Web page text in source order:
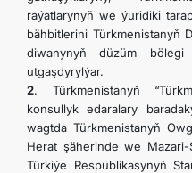
raýatlarynyň we ýuridiki
bähbitlerini Türkmenistanyň
diwanynyň düzüm bölegi
utgaşdyrylýar.
2. Türkmenistanyň
konsullyk edaralary
wagtda Türkmenistanyň
Herat şäherinde we
Türkiýe Respublikasynyň